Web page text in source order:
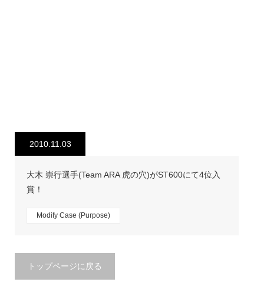
2010.11.03
大木 崇行選手(Team ARA 虎の穴)がST600にて4位入
賞！
Modify Case (Purpose)
トップページに戻る